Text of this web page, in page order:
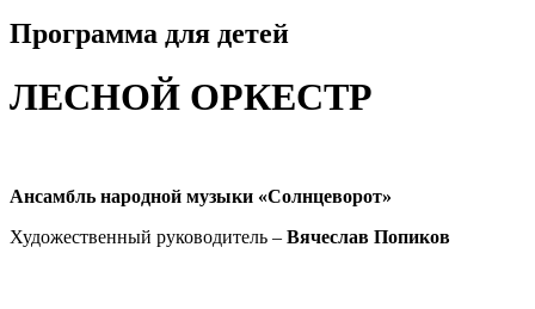
Программа для детей
ЛЕСНОЙ ОРКЕСТР
Ансамбль народной музыки «Солнцеворот»
Художественный руководитель – Вячеслав Попиков